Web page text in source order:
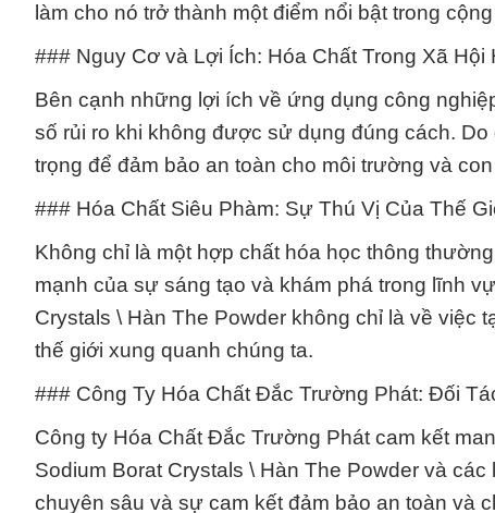
làm cho nó trở thành một điểm nổi bật trong
### Nguy Cơ và Lợi Ích: Hóa Chất Trong Xã Hội
Bên cạnh những lợi ích về ứng dụng công
số rủi ro khi không được sử dụng đúng cách.
trọng để đảm bảo an toàn cho môi trường và
### Hóa Chất Siêu Phàm: Sự Thú Vị Của Thế
Không chỉ là một hợp chất hóa học thông
mạnh của sự sáng tạo và khám phá trong lĩnh
Crystals \ Hàn The Powder không chỉ là về việc
thế giới xung quanh chúng ta.
### Công Ty Hóa Chất Đắc Trường Phát: Đối
Công ty Hóa Chất Đắc Trường Phát cam kết
Sodium Borat Crystals \ Hàn The Powder và
chuyên sâu và sự cam kết đảm bảo an toàn và